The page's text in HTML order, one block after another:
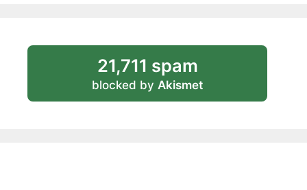
21,711 spam
blocked by Akismet